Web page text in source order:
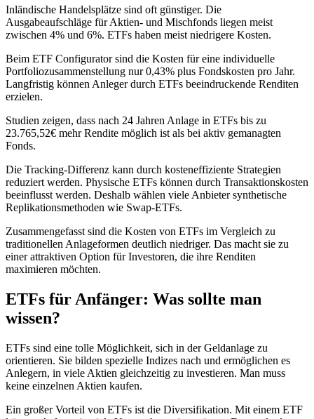
Inländische Handelsplätze sind oft günstiger. Die
Ausgabeaufschläge für Aktien- und Mischfonds liegen meist
zwischen 4% und 6%. ETFs haben meist niedrigere Kosten.
Beim ETF Configurator sind die Kosten für eine individuelle
Portfoliozusammenstellung nur 0,43% plus Fondskosten pro Jahr.
Langfristig können Anleger durch ETFs beeindruckende Renditen
erzielen.
Studien zeigen, dass nach 24 Jahren Anlage in ETFs bis zu
23.765,52€ mehr Rendite möglich ist als bei aktiv gemanagten
Fonds.
Die Tracking-Differenz kann durch kosteneffiziente Strategien
reduziert werden. Physische ETFs können durch Transaktionskosten
beeinflusst werden. Deshalb wählen viele Anbieter synthetische
Replikationsmethoden wie Swap-ETFs.
Zusammengefasst sind die Kosten von ETFs im Vergleich zu
traditionellen Anlageformen deutlich niedriger. Das macht sie zu
einer attraktiven Option für Investoren, die ihre Renditen
maximieren möchten.
ETFs für Anfänger: Was sollte man
wissen?
ETFs sind eine tolle Möglichkeit, sich in der Geldanlage zu
orientieren. Sie bilden spezielle Indizes nach und ermöglichen es
Anlegern, in viele Aktien gleichzeitig zu investieren. Man muss
keine einzelnen Aktien kaufen.
Ein großer Vorteil von ETFs ist die Diversifikation. Mit einem ETF